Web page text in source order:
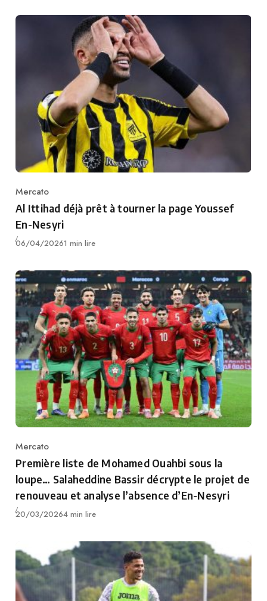
Category
Mercato
Al Ittihad déjà prêt à tourner la page Youssef
En-Nesyri
Publié
06/04/20261 min lire
Category
Mercato
Première liste de Mohamed Ouahbi sous la
loupe… Salaheddine Bassir décrypte le projet de
renouveau et analyse l’absence d’En-Nesyri
Publié
20/03/20264 min lire